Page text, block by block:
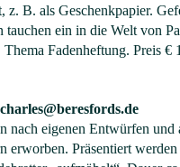
z. B. als Geschenkpapier.
ein in die Welt von
Fadenheftung. Preis
charles@beresfords.de
nach eigenen Entwürfen
erworben. Präsentiert